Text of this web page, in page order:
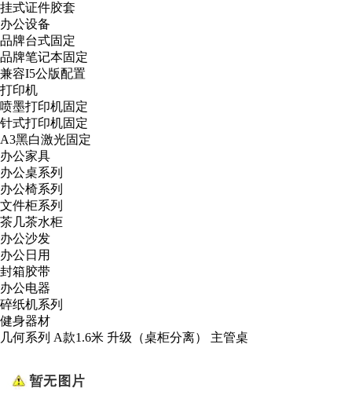
挂式证件胶套
办公设备
品牌台式固定
品牌笔记本固定
兼容I5公版配置
打印机
喷墨打印机固定
针式打印机固定
A3黑白激光固定
办公家具
办公桌系列
办公椅系列
文件柜系列
茶几茶水柜
办公沙发
办公日用
封箱胶带
办公电器
碎纸机系列
健身器材
几何系列 A款1.6米 升级（桌柜分离） 主管桌